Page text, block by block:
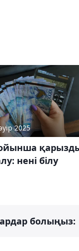
2025
нені білу
болыңыз: